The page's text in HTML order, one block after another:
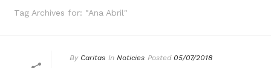
Tag Archives for: "Ana Abril"
By Caritas In Noticies Posted 05/07/2018